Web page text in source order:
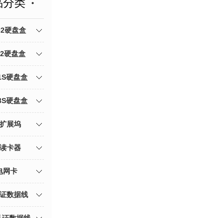
分类
硬盘盒
硬盘盒
硬盘盒
硬盘盒
展坞
卡器
网卡
数据线